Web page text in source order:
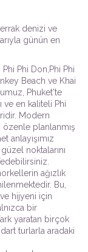
denizi ve
günün en
Phi Don,Phi Phi
Beach ve Khai
Phuket'te
ve en kaliteli Phi
Modern
planlanmış
anlayışımız
noktalarını
ağızlık
Bu,
hijyeni için
bir
yaratan birçok
turlarla aradaki